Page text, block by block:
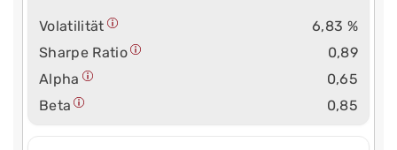
Volatilität
6,83 %
Sharpe Ratio
0,89
Alpha
0,65
Beta
0,85